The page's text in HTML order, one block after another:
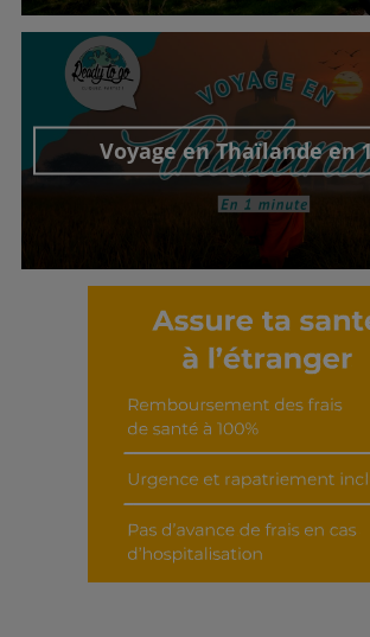
Découvrir cet interview
Voyage en Thaïlande en
Découvrir cet interview